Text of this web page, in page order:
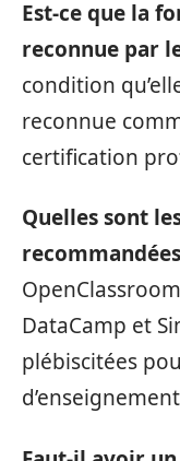
Est-ce que la
reconnue par
condition
reconnue
certification
Quelles sont
DataCamp et
plébiscitées